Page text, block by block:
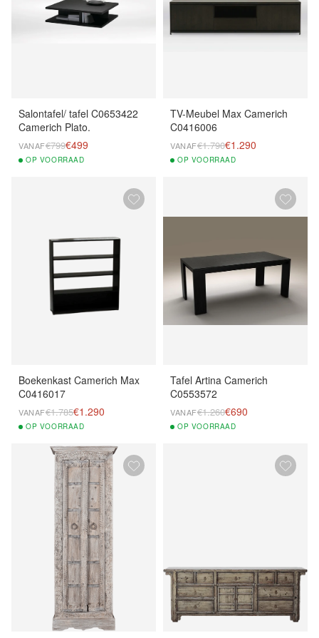
Salontafel/ tafel C0653422
Camerich Plato.
VANAF€799€499
OP VOORRAAD
TV-Meubel Max Camerich
C0416006
VANAF€1.790€1.290
OP VOORRAAD
Boekenkast Camerich Max
C0416017
VANAF€1.785€1.290
OP VOORRAAD
Tafel Artina Camerich
C0553572
VANAF€1.260€690
OP VOORRAAD